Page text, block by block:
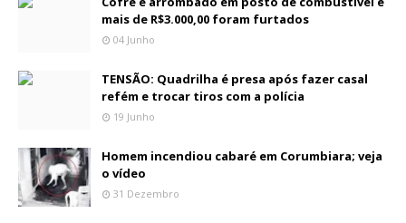
mais de R$3.000,00 foram furtados
04 Junho
TENSÃO: Quadrilha é presa após fazer casal
refém e trocar tiros com a polícia
19 Junho
Homem incendiou cabaré em Corumbiara; veja
o vídeo
31 Dezembro